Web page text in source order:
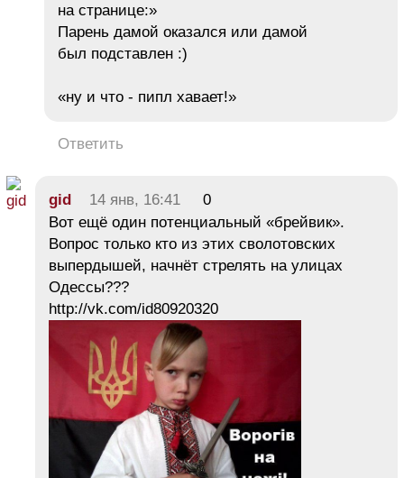
на странице:»
Парень дамой оказался или дамой
был подставлен :)
«ну и что - пипл хавает!»
Ответить
gid 14 янв, 16:41
0
Вот ещё один потенциальный «брейвик».
Вопрос только кто из этих сволотовских
выпердышей, начнёт стрелять на улицах
Одессы???
http://vk.com/id80920320